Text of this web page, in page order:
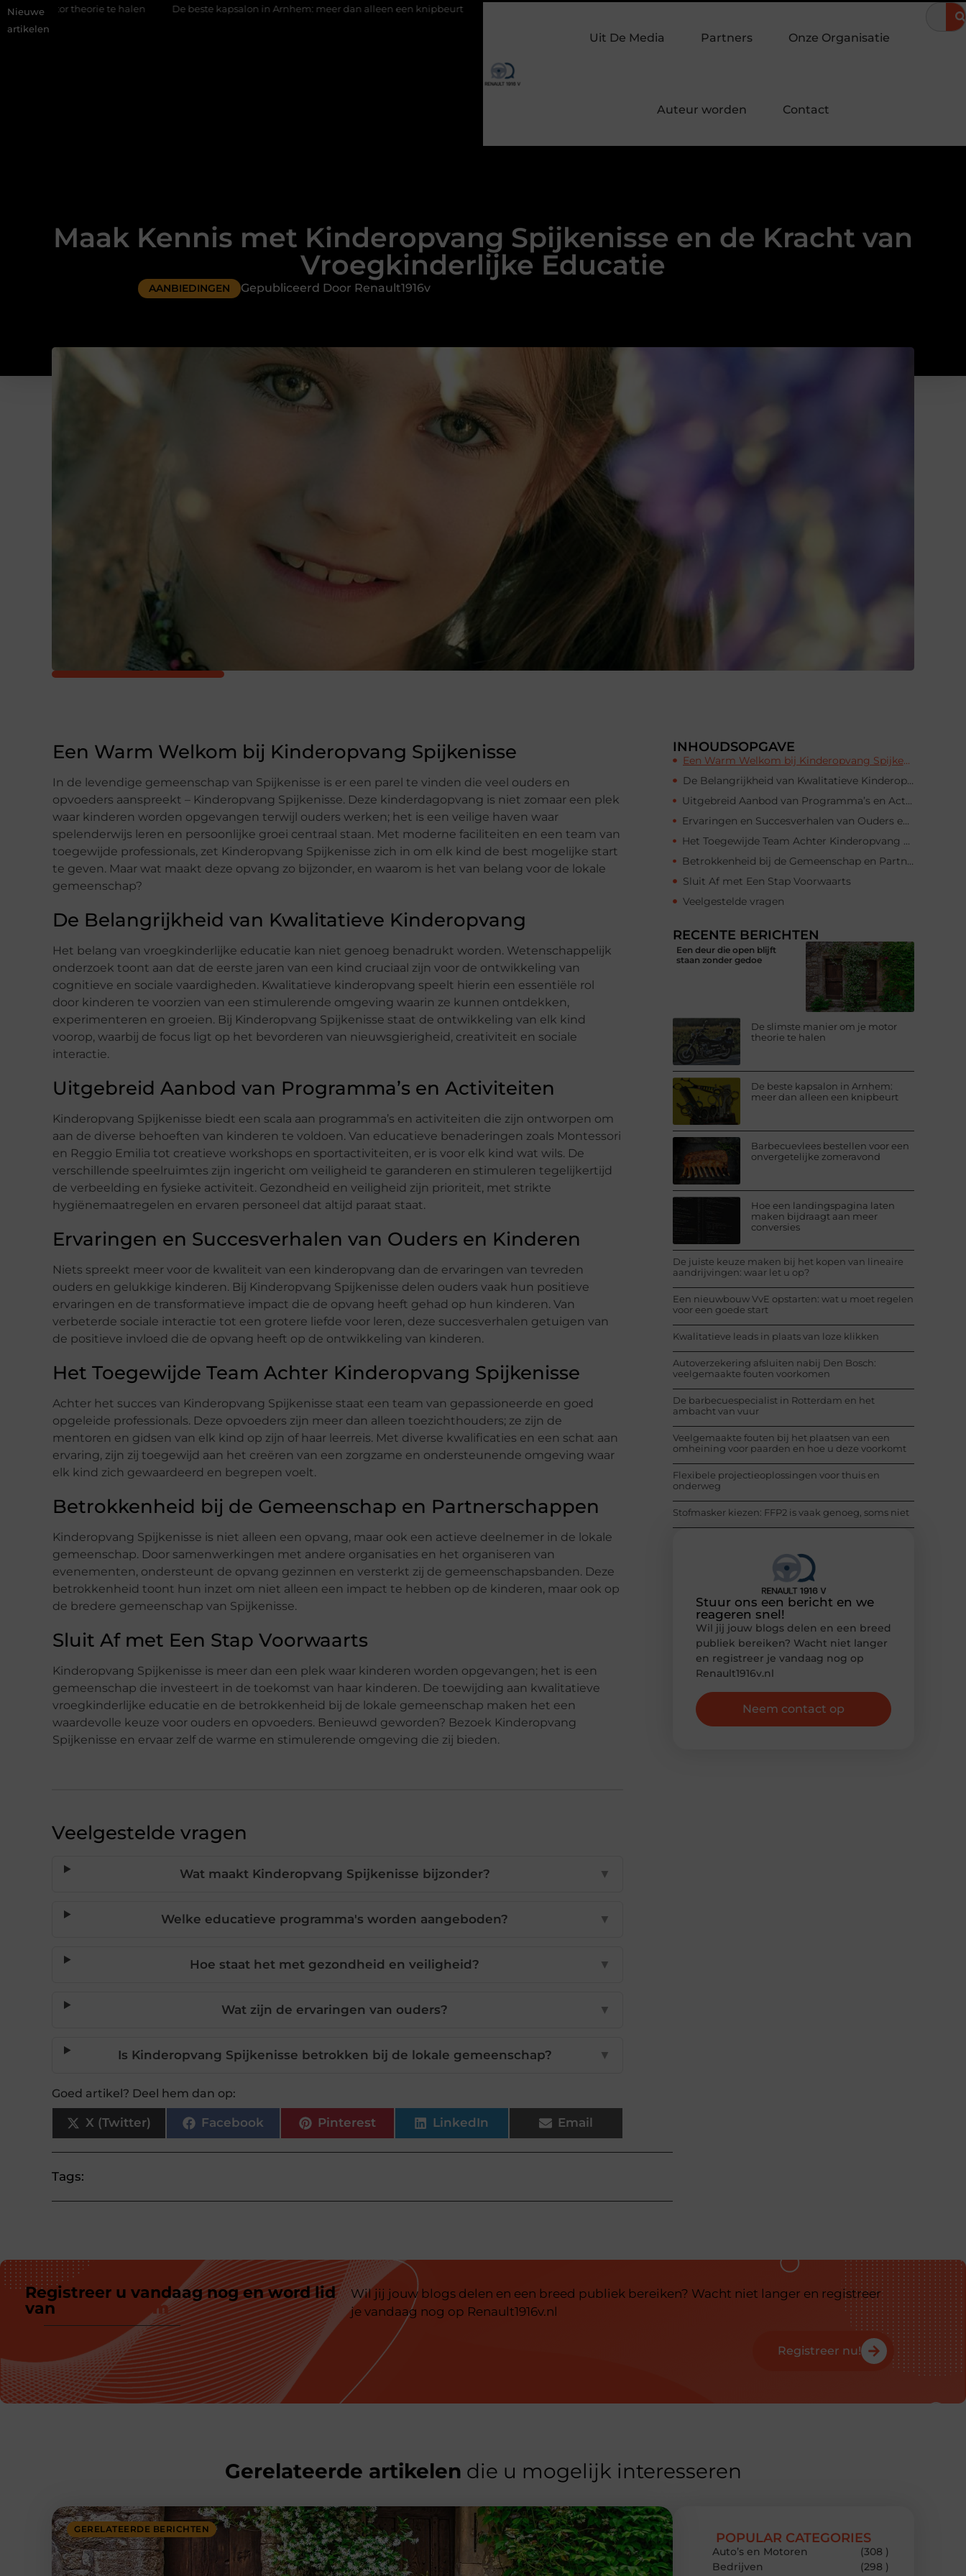
Nieuwe
artikelen
te halen De beste kapsalon in Arnhem: meer dan alleen een knipbeurt Barbecuevlees bestellen voor een onvergetelijke zomeravond Hoe een landingspagina laten maken bijdraagt aan
Uit De Media Partners Onze Organisatie
Auteur worden Contact
Maak Kennis met Kinderopvang Spijkenisse en de Kracht van
Vroegkinderlijke Educatie
AANBIEDINGEN Gepubliceerd Door Renault1916v
Een Warm Welkom bij Kinderopvang Spijkenisse
In de levendige gemeenschap van Spijkenisse is er een parel te vinden die veel ouders en
opvoeders aanspreekt – Kinderopvang Spijkenisse. Deze kinderdagopvang is niet zomaar een plek
waar kinderen worden opgevangen terwijl ouders werken; het is een veilige haven waar
spelenderwijs leren en persoonlijke groei centraal staan. Met moderne faciliteiten en een team van
toegewijde professionals, zet Kinderopvang Spijkenisse zich in om elk kind de best mogelijke start
te geven. Maar wat maakt deze opvang zo bijzonder, en waarom is het van belang voor de lokale
gemeenschap?
De Belangrijkheid van Kwalitatieve Kinderopvang
Het belang van vroegkinderlijke educatie kan niet genoeg benadrukt worden. Wetenschappelijk
onderzoek toont aan dat de eerste jaren van een kind cruciaal zijn voor de ontwikkeling van
cognitieve en sociale vaardigheden. Kwalitatieve kinderopvang speelt hierin een essentiële rol
door kinderen te voorzien van een stimulerende omgeving waarin ze kunnen ontdekken,
experimenteren en groeien. Bij Kinderopvang Spijkenisse staat de ontwikkeling van elk kind
voorop, waarbij de focus ligt op het bevorderen van nieuwsgierigheid, creativiteit en sociale
interactie.
Uitgebreid Aanbod van Programma’s en Activiteiten
Kinderopvang Spijkenisse biedt een scala aan programma’s en activiteiten die zijn ontworpen om
aan de diverse behoeften van kinderen te voldoen. Van educatieve benaderingen zoals Montessori
en Reggio Emilia tot creatieve workshops en sportactiviteiten, er is voor elk kind wat wils. De
verschillende speelruimtes zijn ingericht om veiligheid te garanderen en stimuleren tegelijkertijd
de verbeelding en fysieke activiteit. Gezondheid en veiligheid zijn prioriteit, met strikte
hygiënemaatregelen en ervaren personeel dat altijd paraat staat.
Ervaringen en Succesverhalen van Ouders en Kinderen
Niets spreekt meer voor de kwaliteit van een kinderopvang dan de ervaringen van tevreden
ouders en gelukkige kinderen. Bij Kinderopvang Spijkenisse delen ouders vaak hun positieve
ervaringen en de transformatieve impact die de opvang heeft gehad op hun kinderen. Van
verbeterde sociale interactie tot een grotere liefde voor leren, deze succesverhalen getuigen van
de positieve invloed die de opvang heeft op de ontwikkeling van kinderen.
Het Toegewijde Team Achter Kinderopvang Spijkenisse
Achter het succes van Kinderopvang Spijkenisse staat een team van gepassioneerde en goed
opgeleide professionals. Deze opvoeders zijn meer dan alleen toezichthouders; ze zijn de
mentoren en gidsen van elk kind op zijn of haar leerreis. Met diverse kwalificaties en een schat aan
ervaring, zijn zij toegewijd aan het creëren van een zorgzame en ondersteunende omgeving waar
elk kind zich gewaardeerd en begrepen voelt.
Betrokkenheid bij de Gemeenschap en Partnerschappen
Kinderopvang Spijkenisse is niet alleen een opvang, maar ook een actieve deelnemer in de lokale
gemeenschap. Door samenwerkingen met andere organisaties en het organiseren van
evenementen, ondersteunt de opvang gezinnen en versterkt zij de gemeenschapsbanden. Deze
betrokkenheid toont hun inzet om niet alleen een impact te hebben op de kinderen, maar ook op
de bredere gemeenschap van Spijkenisse.
Sluit Af met Een Stap Voorwaarts
Kinderopvang Spijkenisse is meer dan een plek waar kinderen worden opgevangen; het is een
gemeenschap die investeert in de toekomst van haar kinderen. De toewijding aan kwalitatieve
vroegkinderlijke educatie en de betrokkenheid bij de lokale gemeenschap maken het een
waardevolle keuze voor ouders en opvoeders. Benieuwd geworden? Bezoek Kinderopvang
Spijkenisse en ervaar zelf de warme en stimulerende omgeving die zij bieden.
Veelgestelde vragen
Wat maakt Kinderopvang Spijkenisse bijzonder? ▼
Welke educatieve programma's worden aangeboden? ▼
Hoe staat het met gezondheid en veiligheid? ▼
Wat zijn de ervaringen van ouders? ▼
Is Kinderopvang Spijkenisse betrokken bij de lokale gemeenschap? ▼
Goed artikel? Deel hem dan op:
X (Twitter) Facebook Pinterest LinkedIn Email
Tags:
INHOUDSOPGAVE
Een Warm Welkom bij Kinderopvang Spijkenisse
De Belangrijkheid van Kwalitatieve Kinderopvang
Uitgebreid Aanbod van Programma’s en Activiteiten
Ervaringen en Succesverhalen van Ouders en Kinderen
Het Toegewijde Team Achter Kinderopvang Spijkenisse
Betrokkenheid bij de Gemeenschap en Partnerschappen
Sluit Af met Een Stap Voorwaarts
Veelgestelde vragen
RECENTE BERICHTEN
Een deur die open blijft
staan zonder gedoe
De slimste manier om je motor
theorie te halen
De beste kapsalon in Arnhem:
meer dan alleen een knipbeurt
Barbecuevlees bestellen voor een
onvergetelijke zomeravond
Hoe een landingspagina laten
maken bijdraagt aan meer
conversies
De juiste keuze maken bij het kopen van lineaire
aandrijvingen: waar let u op?
Een nieuwbouw VvE opstarten: wat u moet regelen
voor een goede start
Kwalitatieve leads in plaats van loze klikken
Autoverzekering afsluiten nabij Den Bosch:
veelgemaakte fouten voorkomen
De barbecuespecialist in Rotterdam en het
ambacht van vuur
Veelgemaakte fouten bij het plaatsen van een
omheining voor paarden en hoe u deze voorkomt
Flexibele projectieoplossingen voor thuis en
onderweg
Stofmasker kiezen: FFP2 is vaak genoeg, soms niet
Stuur ons een bericht en we
reageren snel!
Wil jij jouw blogs delen en een breed
publiek bereiken? Wacht niet langer
en registreer je vandaag nog op
Renault1916v.nl
Neem contact op
Registreer u vandaag nog en word lid
van
ons platform
Wil jij jouw blogs delen en een breed publiek bereiken? Wacht niet langer en registreer
je vandaag nog op Renault1916v.nl
Registreer nu!
Gerelateerde artikelen die u mogelijk interesseren
GERELATEERDE BERICHTEN
POPULAR CATEGORIES
Auto’s en Motoren
(308 )
Bedrijven
(298 )